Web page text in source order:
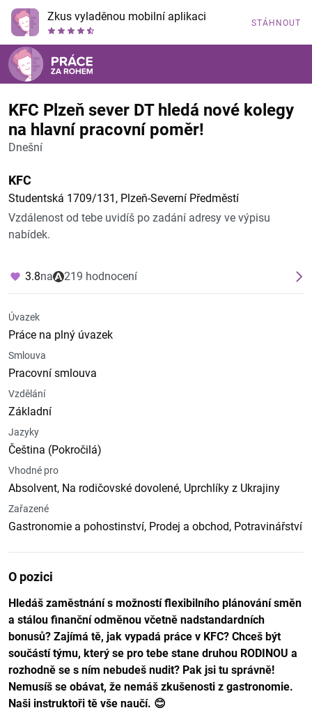
Zkus vyladěnou mobilní aplikaci STÁHNOUT
KFC Plzeň sever DT hledá nové kolegy
na hlavní pracovní poměr!
Dnešní
KFC
Studentská 1709/131, Plzeň-Severní Předměstí
Vzdálenost od tebe uvidíš po zadání adresy ve výpisu
nabídek.
3.8na 219 hodnocení
Úvazek
Práce na plný úvazek
Smlouva
Pracovní smlouva
Vzdělání
Základní
Jazyky
Čeština (Pokročilá)
Vhodné pro
Absolvent, Na rodičovské dovolené, Uprchlíky z Ukrajiny
Zařazené
Gastronomie a pohostinství, Prodej a obchod, Potravinářství
O pozici
Hledáš zaměstnání s možností flexibilního plánování směn
a stálou finanční odměnou včetně nadstandardních
bonusů? Zajímá tě, jak vypadá práce v KFC? Chceš být
součástí týmu, který se pro tebe stane druhou RODINOU a
rozhodně se s ním nebudeš nudit? Pak jsi tu správně!
Nemusíš se obávat, že nemáš zkušenosti z gastronomie.
Naši instruktoři tě vše naučí. 😊